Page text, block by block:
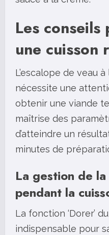
Les
une cuisson
L’escalope de veau
nécessite une
obtenir une viande
maîtrise des
d’atteindre un
minutes de
La gestion de
pendant la
La fonction ‘Dorer’
indispensable pour